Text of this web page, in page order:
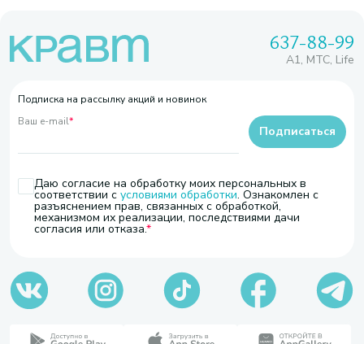
637-88-99
A1, МТС, Life
Подписка на рассылку акций и новинок
Ваш e-mail*
Даю согласие на обработку моих персональных в
соответствии с условиями обработки. Ознакомлен с
разъяснением прав, связанных с обработкой,
механизмом их реализации, последствиями дачи
согласия или отказа.
Подписаться